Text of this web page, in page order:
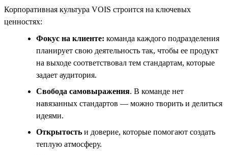
Корпоративная культура VOIS строится на ключевых
ценностях:
Фокус на клиенте: команда каждого подразделения
планирует свою деятельность так, чтобы ее продукт
на выходе соответствовал тем стандартам, которые
задает аудитория.
Свобода самовыражения. В команде нет
навязанных стандартов — можно творить и делиться
идеями.
Открытость и доверие, которые помогают создать
теплую атмосферу.